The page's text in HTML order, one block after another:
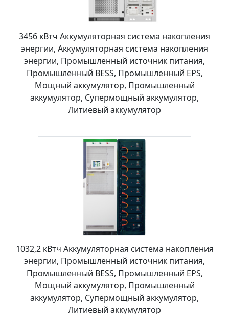
3456 кВтч Аккумуляторная система накопления
энергии, Аккумуляторная система накопления
энергии, Промышленный источник питания,
Промышленный BESS, Промышленный EPS,
Мощный аккумулятор, Промышленный
аккумулятор, Супермощный аккумулятор,
Литиевый аккумулятор
1032,2 кВтч Аккумуляторная система накопления
энергии, Промышленный источник питания,
Промышленный BESS, Промышленный EPS,
Мощный аккумулятор, Промышленный
аккумулятор, Супермощный аккумулятор,
Литиевый аккумулятор